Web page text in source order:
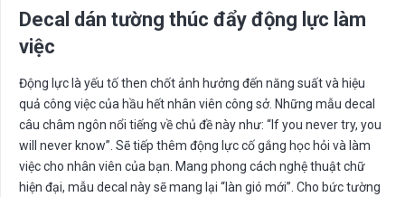
Decal dán tường thúc đẩy động lực làm
việc
Động lực là yếu tố then chốt ảnh hưởng đến năng suất và hiệu
quả công việc của hầu hết nhân viên công sở. Những mẫu decal
câu châm ngôn nổi tiếng về chủ đề này như: “If you never try, you
will never know”. Sẽ tiếp thêm động lực cố gắng học hỏi và làm
việc cho nhân viên của bạn. Mang phong cách nghệ thuật chữ
hiện đại, mẫu decal này sẽ mang lại “làn gió mới”. Cho bức tường